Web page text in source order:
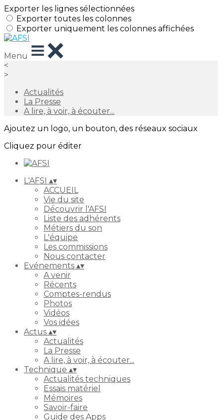
Exporter les lignes sélectionnées
Exporter toutes les colonnes
Exporter uniquement les colonnes affichées
Menu
<
>
Actualités
La Presse
A lire, à voir, à écouter...
Ajoutez un logo, un bouton, des réseaux sociaux
Cliquez pour éditer
L'AFSI ▴▾
ACCUEIL
Vie du site
Découvrir l'AFSI
Liste des adhérents
Métiers du son
L'équipe
Les commissions
Nous contacter
Evénements ▴▾
A venir
Récents
Comptes-rendus
Photos
Vidéos
Vos idées
Actus ▴▾
Actualités
La Presse
A lire, à voir, à écouter...
Technique ▴▾
Actualités techniques
Essais matériel
Mémoires
Savoir-faire
Guide des Apps